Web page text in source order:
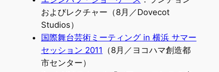
およびレクチャー（8月／Dovecot
Studios）
国際舞台芸術ミーティング in 横浜 サマー
セッション 2011 （8月／ヨコハマ創造都
市センター）